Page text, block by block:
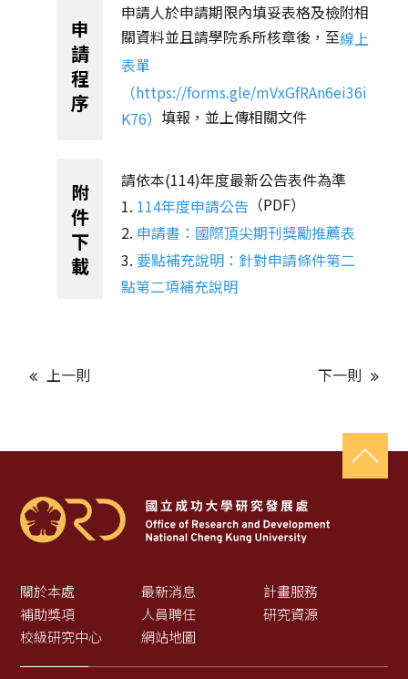
申
請
程
序
申請人於申請期限內填妥表格及檢附相
關資料並且請學院系所核章後，至線上
表單
（https://forms.gle/mVxGfRAn6ei36i
K76） 填報，並上傳相關文件
附
件
下
載
請依本(114)年度最新公告表件為準
1. 114年度申請公告 （PDF）
2. 申請書：國際頂尖期刊獎勵推薦表
3. 要點補充說明：針對申請條件第二
點第二項補充說明
上一則 下一則
關於本處 最新消息
計畫服務
補助獎項
人員聘任
研究資源
校級研究中心
網站地圖